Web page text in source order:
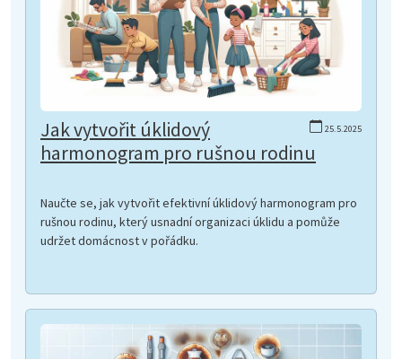
25.5.2025
Jak vytvořit úklidový
harmonogram pro rušnou rodinu
Naučte se, jak vytvořit efektivní úklidový harmonogram pro
rušnou rodinu, který usnadní organizaci úklidu a pomůže
udržet domácnost v pořádku.